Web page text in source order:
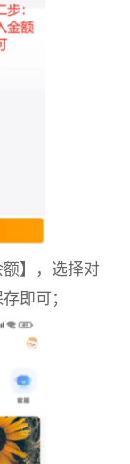
】，选择对
即可；